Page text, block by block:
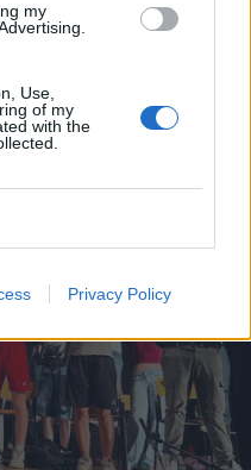
my
Use,
of my
with the
Privacy Policy
ai
100 anni del